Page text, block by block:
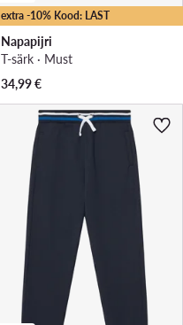
extra -10% Kood: LAST
Napapijri
T-särk · Must
34,99€